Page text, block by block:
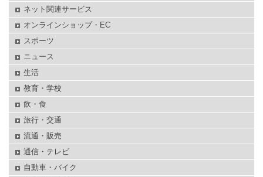
ネット関連サービス
オンラインショップ・EC
スポーツ
ニュース
生活
教育・学校
飲・食
旅行・交通
流通・販売
通信・テレビ
自動車・バイク